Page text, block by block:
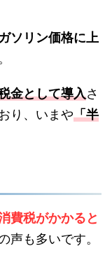
ガソリン価格に上
金として導入さ
り、いまや「半
費税がかかると
声も多いです。